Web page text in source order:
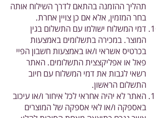
תהליך ההזמנה בהתאם לדרך השילוח אותה
בחר המזמין, אלא אם כן צויין אחרת.
דמי המשלוח ישולמו עם התשלום בגין
המוצר. במכירה בתשלומים באמצעות
בכרטיס אשראי ו/או באמצעות חשבון הפיי
פאל או אפליקצצית התשלומים. האתר
רשאי לגבות את דמי המשלוח עם חיוב
התשלום הראשון.
האתר לא יהיה אחראי לכל איחור ו/או עיכוב
באספקה ו/או לאי אספקה של המוצרים